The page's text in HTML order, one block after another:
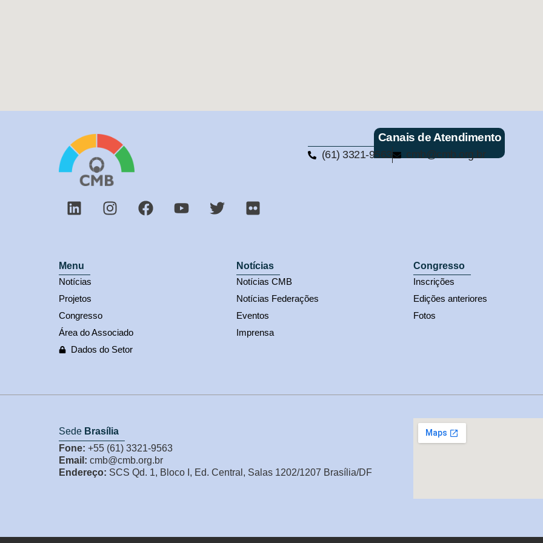
Canais de Atendimento
(61) 3321-9563 cmb@cmb.org.br
Menu
Notícias
Projetos
Congresso
Área do Associado
Dados do Setor
Notícias
Notícias CMB
Notícias Federações
Eventos
Imprensa
Congresso
Inscrições
Edições anteriores
Fotos
Sede Brasília
Fone: +55 (61) 3321-9563
Email: cmb@cmb.org.br
Endereço: SCS Qd. 1, Bloco I, Ed. Central, Salas 1202/1207 Brasília/DF